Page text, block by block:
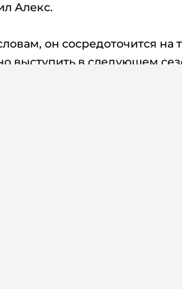
Алекс.
он сосредоточится на
выступить в следующем